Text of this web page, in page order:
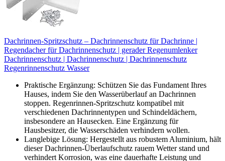
Dachrinnen-Spritzschutz – Dachrinnenschutz für Dachrinne |
Regendacher für Dachrinnenschutz | gerader Regenumlenker
Dachrinnenschutz | Dachrinnenschutz | Dachrinnenschutz
Regenrinnenschutz Wasser
Praktische Ergänzung: Schützen Sie das Fundament Ihres
Hauses, indem Sie den Wasserüberlauf an Dachrinnen
stoppen. Regenrinnen-Spritzschutz kompatibel mit
verschiedenen Dachrinnentypen und Schindeldächern,
insbesondere an Hausecken. Eine Ergänzung für
Hausbesitzer, die Wasserschäden verhindern wollen.
Langlebige Lösung: Hergestellt aus robustem Aluminium, hält
dieser Dachrinnen-Überlaufschutz rauem Wetter stand und
verhindert Korrosion, was eine dauerhafte Leistung und